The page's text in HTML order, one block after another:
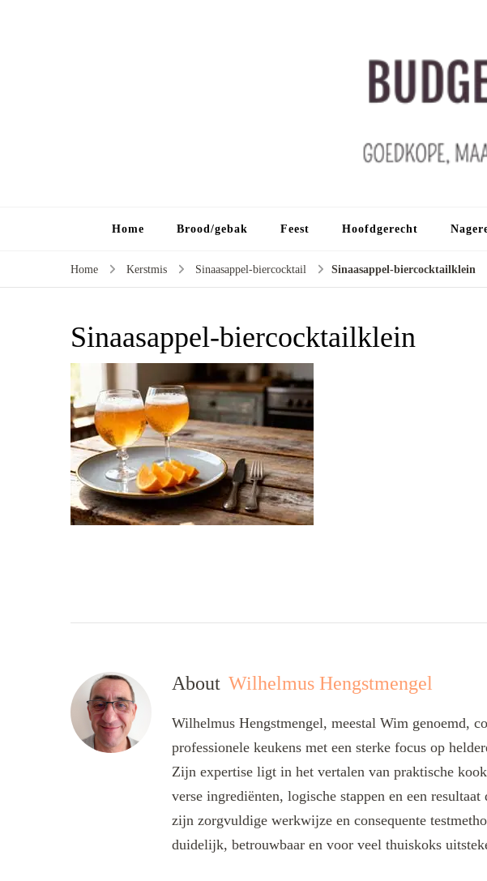
Home Brood/gebak Feest Hoofdgerecht
Home Kerstmis Sinaasappel-biercocktail Sinaasappel-biercocktailklein
Sinaasappel-biercocktailklein
About Wilhelmus Hengstmengel
Wilhelmus Hengstmengel, meestal Wim genoemd,
professionele keukens met een sterke focus op
Zijn expertise ligt in het vertalen van praktische
verse ingrediënten, logische stappen en een
zijn zorgvuldige werkwijze en consequente
duidelijk, betrouwbaar en voor veel thuiskoks